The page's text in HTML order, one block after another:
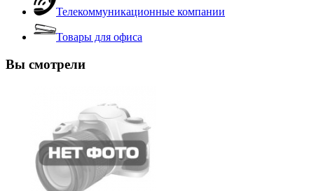
Телекоммуникационные компании
Товары для офиса
Вы смотрели